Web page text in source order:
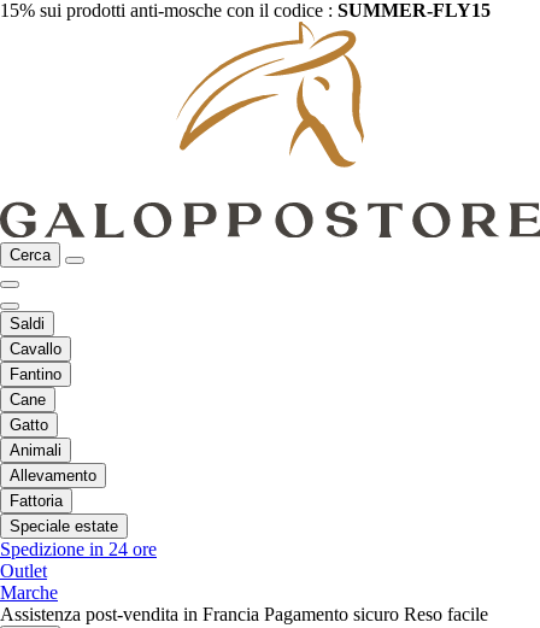
15% sui prodotti anti-mosche con il codice : SUMMER-FLY15
Cerca
Saldi
Cavallo
Fantino
Cane
Gatto
Animali
Allevamento
Fattoria
Speciale estate
Spedizione in 24 ore
Outlet
Marche
Assistenza post-vendita in Francia Pagamento sicuro Reso facile